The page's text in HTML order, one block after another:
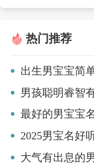
热门推荐
出生男宝宝简
男孩聪明睿智
最好的男宝宝名
2025男宝名好
大气有出息的